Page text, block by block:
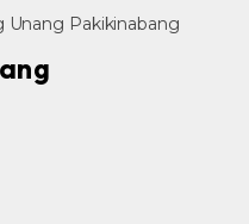
Unang Pakikinabang